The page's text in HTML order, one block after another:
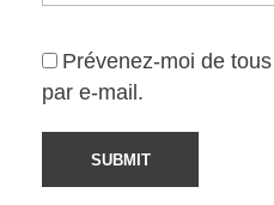
Prévenez-moi de
par e-mail.